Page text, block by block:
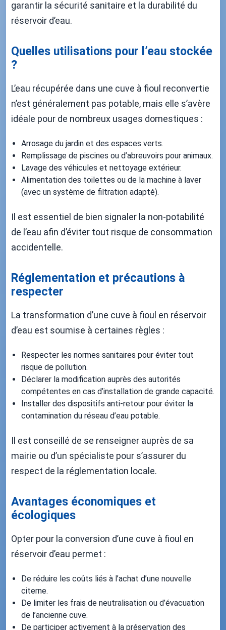
garantir la sécurité sanitaire et la durabilité du
réservoir d’eau.
Quelles utilisations pour l’eau stockée
?
L’eau récupérée dans une cuve à fioul reconvertie
n’est généralement pas potable, mais elle s’avère
idéale pour de nombreux usages domestiques :
Arrosage du jardin et des espaces verts.
Remplissage de piscines ou d’abreuvoirs pour animaux.
Lavage des véhicules et nettoyage extérieur.
Alimentation des toilettes ou de la machine à laver
(avec un système de filtration adapté).
Il est essentiel de bien signaler la non-potabilité
de l’eau afin d’éviter tout risque de consommation
accidentelle.
Réglementation et précautions à
respecter
La transformation d’une cuve à fioul en réservoir
d’eau est soumise à certaines règles :
Respecter les normes sanitaires pour éviter tout
risque de pollution.
Déclarer la modification auprès des autorités
compétentes en cas d’installation de grande capacité.
Installer des dispositifs anti-retour pour éviter la
contamination du réseau d’eau potable.
Il est conseillé de se renseigner auprès de sa
mairie ou d’un spécialiste pour s’assurer du
respect de la réglementation locale.
Avantages économiques et
écologiques
Opter pour la conversion d’une cuve à fioul en
réservoir d’eau permet :
De réduire les coûts liés à l’achat d’une nouvelle
citerne.
De limiter les frais de neutralisation ou d’évacuation
de l’ancienne cuve.
De participer activement à la préservation des